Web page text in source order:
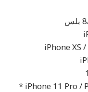
iPhone XS
iPhone 11 Pro /